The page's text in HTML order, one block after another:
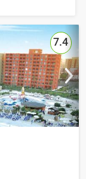
также на
отелей и
(регион) 5
СВЕРНУТЬ
7.4